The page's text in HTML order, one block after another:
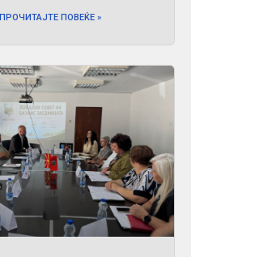
ПРОЧИТАЈТЕ ПОВЕЌЕ »